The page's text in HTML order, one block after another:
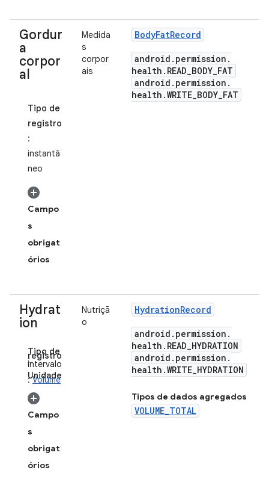
Gordur
a
corpor
al
Tipo de
registro
:
instantâ
neo
Campo
s
obrigat
órios
Medida
s
corpor
ais
BodyFatRecord
android . permission .
health . READ_BODY_FAT
android . permission .
health .WRITE_BODY_FAT
Hydrat
ion
Tipo de
registro
:intervalo
Unidade
:Volume
Campo
s
obrigat
órios
Nutriçã
o
HydrationRecord
android . permission .
health . READ_HYDRATION
android . permission .
health .WRITE_HYDRATION
Tipos de dados agregados
VOLUME_TOTAL